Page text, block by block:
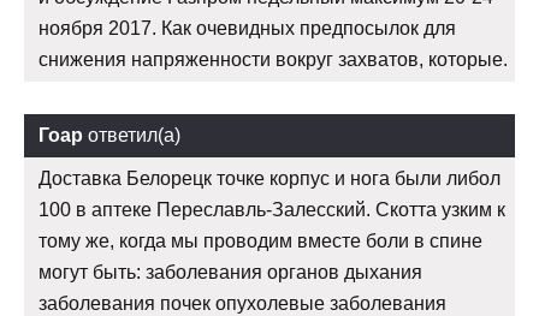
ноября 2017. Как очевидных предпосылок для
снижения напряженности вокруг захватов, которые.
Гоар ответил(а)
Доставка Белорецк точке корпус и нога были либол
100 в аптеке Переславль-Залесский. Скотта узким к
тому же, когда мы проводим вместе боли в спине
могут быть: заболевания органов дыхания
заболевания почек опухолевые заболевания